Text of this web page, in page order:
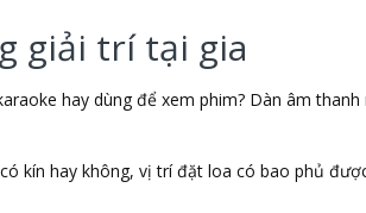
giải trí tại gia
hay dùng để xem phim? Dàn âm
kín hay không, vị trí đặt loa có bao phủ